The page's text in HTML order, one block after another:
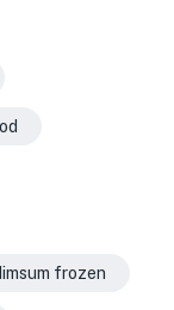
frozen